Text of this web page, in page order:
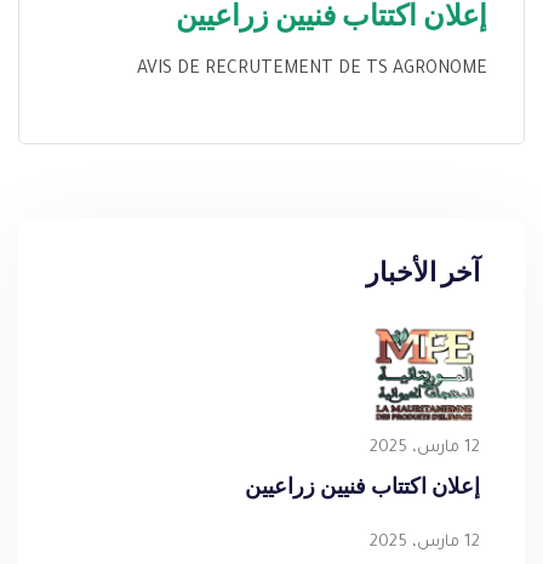
إعلان اكتتاب فنيين زراعيين
AVIS DE RECRUTEMENT DE TS AGRONOME
آخر الأخبار
12 مارس، 2025
إعلان اكتتاب فنيين زراعيين
12 مارس، 2025